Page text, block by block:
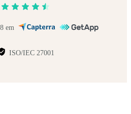
em
ISO/IEC 27001